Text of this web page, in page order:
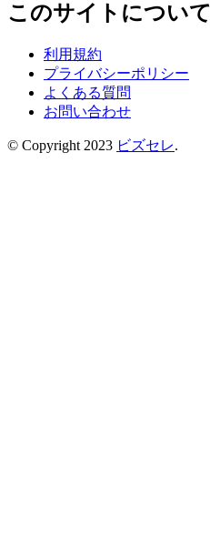
このサイトについて
利用規約
プライバシーポリシー
よくある質問
お問い合わせ
© Copyright 2023 ビズセレ.